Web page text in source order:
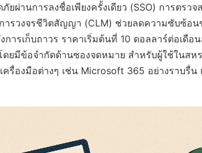
ผ่านการลงชื่อเพียงครั้งเดียว (SSO) การตรว
รวงจรชีวิตสัญญา (CLM) ช่วยลดความซับซ้อน
ารเก็บถาวร ราคาเริ่มต้นที่ 10 ดอลลาร์ต่อเดื
ดยมีข้อจำกัดด้านซองจดหมาย สำหรับผู้ใช้ในส
รื่องมือต่างๆ เช่น Microsoft 365 อย่างราบรื่น